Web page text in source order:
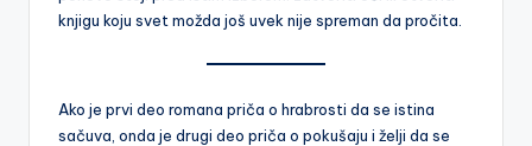
knjigu koju svet možda još uvek nije spreman da pročita.
Ako je prvi deo romana priča o hrabrosti da se istina
sačuva, onda je drugi deo priča o pokušaju i želji da se